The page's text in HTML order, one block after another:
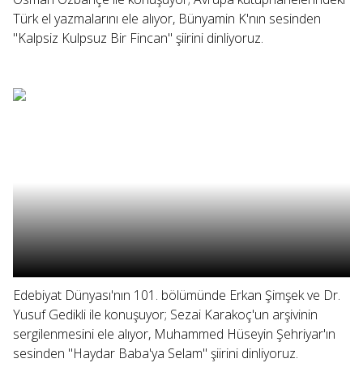
Türk el yazmalarını ele alıyor, Bünyamin K'nın sesinden
"Kalpsiz Kulpsuz Bir Fincan" şiirini dinliyoruz.
Edebiyat Dünyası'nın 101. bölümünde Erkan Şimşek ve Dr.
Yusuf Gedikli ile konuşuyor; Sezai Karakoç'un arşivinin
sergilenmesini ele alıyor, Muhammed Hüseyin Şehriyar'ın
sesinden "Haydar Baba'ya Selam" şiirini dinliyoruz.